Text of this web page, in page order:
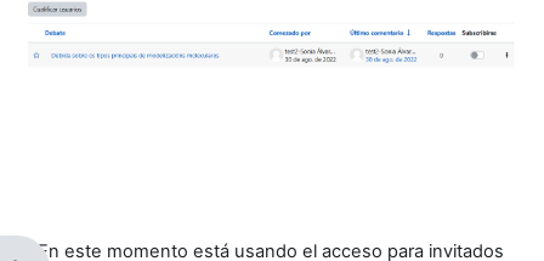
En este momento está usando el acceso para invitados